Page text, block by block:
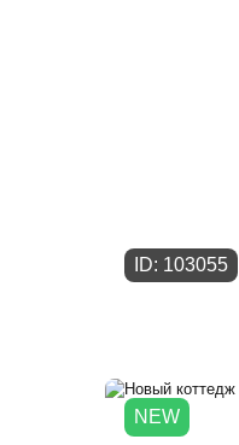
ID: 103055
NEW